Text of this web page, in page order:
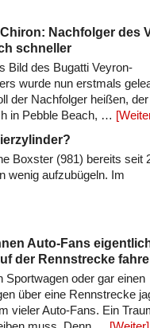
Nachfolger des
schneller
Bild des Bugatti Veyron-
wurde nun erstmals
der Nachfolger heißen, der
in Pebble Beach, …
Boxster (981) bereits seit
wenig aufzubügeln. Im
Auto-Fans
der Rennstrecke
Sportwagen oder gar einen
über eine Rennstrecke
vieler Auto-Fans. Ein